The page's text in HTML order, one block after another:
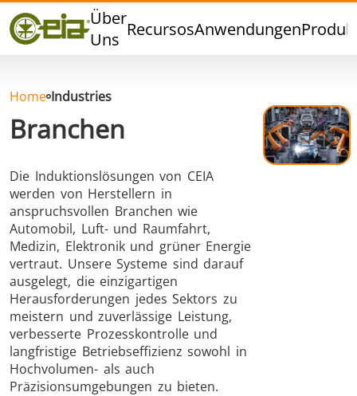
Über
Uns RecursosAnwendungen
Qualität
Veranstaltungen
Hartlöten
Aluminumlöten Verschlussversiegelung
Home Industries
Branchen
Die Induktionslösungen von CEIA
werden von Herstellern in
anspruchsvollen Branchen wie
Automobil, Luft- und Raumfahrt,
Medizin, Elektronik und grüner Energie
vertraut. Unsere Systeme sind darauf
ausgelegt, die einzigartigen
Herausforderungen jedes Sektors zu
meistern und zuverlässige Leistung,
verbesserte Prozesskontrolle und
langfristige Betriebseffizienz sowohl in
Hochvolumen- als auch
Präzisionsumgebungen zu bieten.